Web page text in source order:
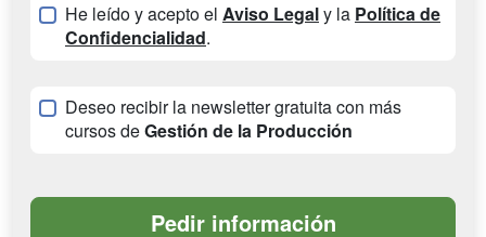
He leído y acepto el Aviso Legaly la Política de
Confidencialidad.
Deseo recibir la newsletter gratuita con más
cursos deGestión de la Producción